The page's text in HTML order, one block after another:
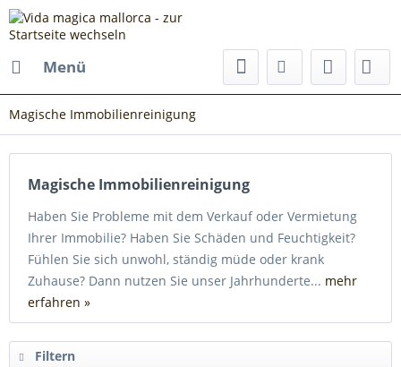
Menü
Magische Immobilienreinigung
Magische Immobilienreinigung
Haben Sie Probleme mit dem Verkauf oder Vermietung
Ihrer Immobilie? Haben Sie Schäden und Feuchtigkeit?
Fühlen Sie sich unwohl, ständig müde oder krank
Zuhause? Dann nutzen Sie unser Jahrhunderte... mehr
erfahren »
Filtern